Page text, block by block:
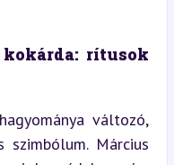
kokárda: rítusok
változó,
szimbólum. Március